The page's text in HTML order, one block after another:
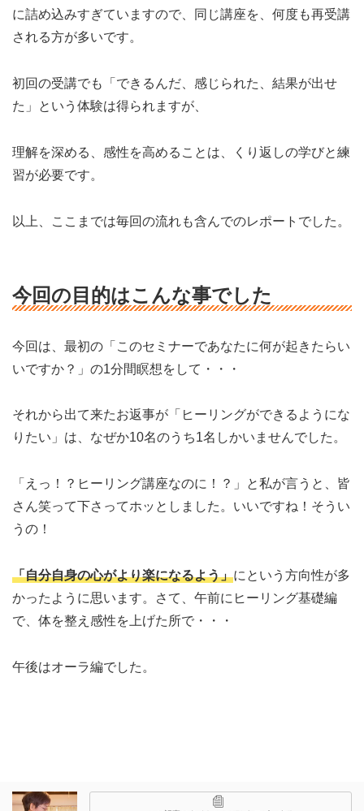
に詰め込みすぎていますので、同じ講座を、何度も再受講
される方が多いです。
初回の受講でも「できるんだ、感じられた、結果が出せ
た」という体験は得られますが、
理解を深める、感性を高めることは、くり返しの学びと練
習が必要です。
以上、ここまでは毎回の流れも含んでのレポートでした。
今回の目的はこんな事でした
今回は、最初の「このセミナーであなたに何が起きたらい
いですか？」の1分間瞑想をして・・・
それから出て来たお返事が「ヒーリングができるようにな
りたい」は、なぜか10名のうち1名しかいませんでした。
「えっ！？ヒーリング講座なのに！？」と私が言うと、皆
さん笑って下さってホッとしました。いいですね！そうい
うの！
「自分自身の心がより楽になるよう」にという方向性が多
かったように思います。さて、午前にヒーリング基礎編
で、体を整え感性を上げた所で・・・
午後はオーラ編でした。